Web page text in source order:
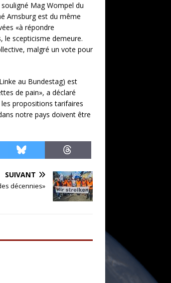
Mag Wompel du
Arnsburg est du même
«à répondre
le scepticisme demeure.
malgré un vote pour
au Bundestag) est
de pain», a déclaré
propositions tarifaires
notre pays doivent être
SUIVANT
décennies»